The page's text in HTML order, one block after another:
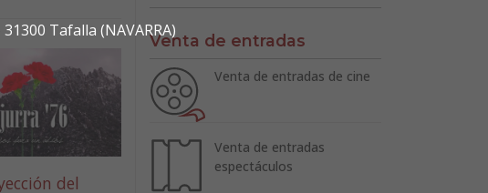
Tafalla (NAVARRA)
del
Venta de entradas
Venta de entradas de cine
Venta de entradas
espectáculos